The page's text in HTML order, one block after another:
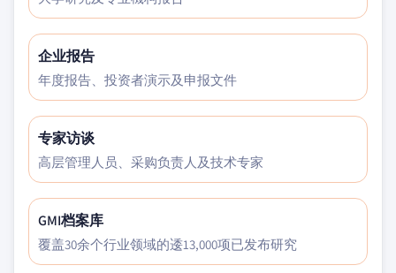
企业报告
年度报告、投资者演示及申报文件
专家访谈
高层管理人员、采购负责人及技术专家
GMI档案库
覆盖30余个行业领域的逶13,000项已发布研究